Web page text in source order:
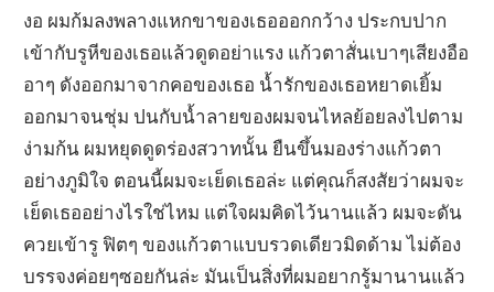
งอ ผมก้มลงพลางแหกขาของเธอออกกว้าง ประกบปาก
เข้ากับรูหีของเธอแล้วดูดอย่าแรง แก้วตาสั่นเบาๆเสียงอือ
อาๆ ดังออกมาจากคอของเธอ น้ำรักของเธอหยาดเยิ้ม
ออกมาจนชุ่ม ปนกับน้ำลายของผมจนไหลย้อยลงไปตาม
ง่ามก้น ผมหยุดดูดร่องสวาทนั้น ยืนขึ้นมองร่างแก้วตา
อย่างภูมิใจ ตอนนี้ผมจะเย็ดเธอล่ะ แต่คุณก็สงสัยว่าผมจะ
เย็ดเธออย่างไรใช่ไหม แต่ใจผมคิดไว้นานแล้ว ผมจะดัน
ควยเข้ารู ฟิตๆ ของแก้วตาแบบรวดเดียวมิดด้าม ไม่ต้อง
บรรจงค่อยๆซอยกันล่ะ มันเป็นสิ่งที่ผมอยากรู้มานานแล้ว